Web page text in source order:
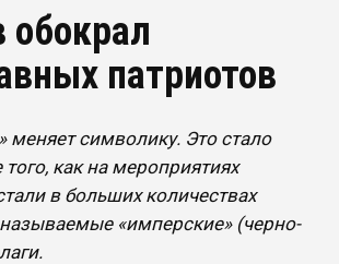
патриотов
меняет символику. Это стало
как на мероприятиях
в больших количествах
называемые «имперские» (черно-